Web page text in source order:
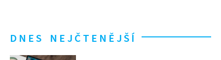
DNES NEJČTENĚJŠÍ